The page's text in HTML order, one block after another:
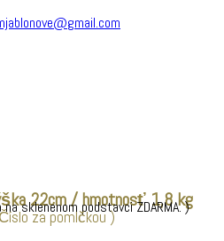
22cm / hmotnosť 1,8 kg
sklenenom podstavci ZDARMA. )
za pomlčkou )